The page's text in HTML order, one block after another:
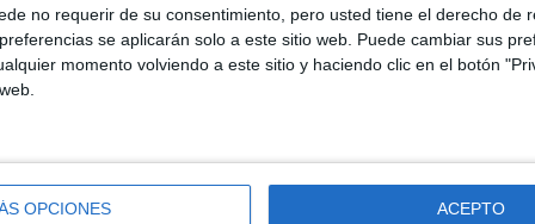
no requerir de su consentimiento, pero usted tiene el derecho de
se aplicarán solo a este sitio web. Puede cambiar sus
momento volviendo a este sitio y haciendo clic en el botón
OPCIONES ACEPTO